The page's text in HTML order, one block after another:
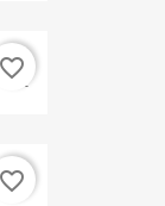
favorite_border
favorite_border